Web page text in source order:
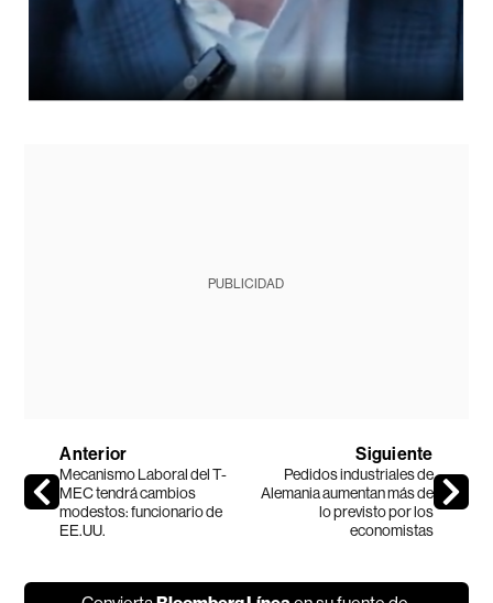
PUBLICIDAD
Anterior
Mecanismo Laboral del T-
MEC tendrá cambios
modestos: funcionario de
EE.UU.
Siguiente
Pedidos industriales de
Alemania aumentan más de
lo previsto por los
economistas